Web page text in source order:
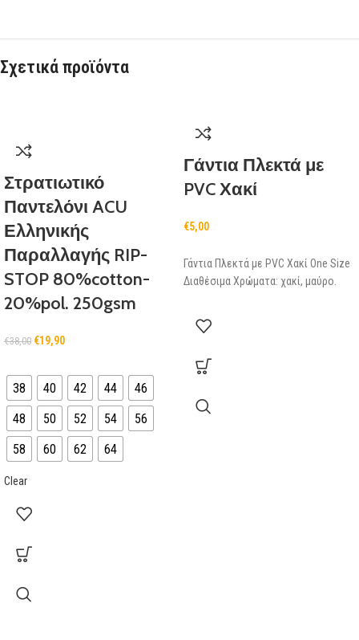
Σχετικά προϊόντα
Στρατιωτικό
Παντελόνι ACU
Ελληνικής
Παραλλαγής RIP-
STOP 80%cotton-
20%pol. 250gsm
€38,00 €19,90
38 40 42 44
46
48
50 52 54
56
58
60 62 64
Clear
Γάντια Πλεκτά με
PVC Χακί
€5,00
Γάντια Πλεκτά με PVC Χακί One Size
Διαθέσιμα Χρώματα: χακί, μαύρο.